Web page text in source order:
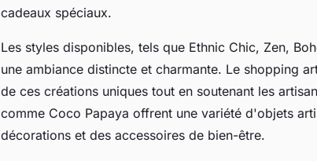
cadeaux spéciaux.
Les styles disponibles, tels que Ethnic Chic, Zen,
une ambiance distincte et charmante. Le shopping
de ces créations uniques tout en soutenant les
comme Coco Papaya offrent une variété d'objets
décorations et des accessoires de bien-être.